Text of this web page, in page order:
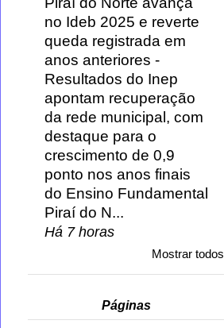
no Ideb 2025 e reverte
queda registrada em
anos anteriores -
Resultados do Inep
apontam recuperação
da rede municipal, com
destaque para o
crescimento de 0,9
ponto nos anos finais
do Ensino Fundamental
Piraí do N...
Há 7 horas
Mostrar todos
Páginas